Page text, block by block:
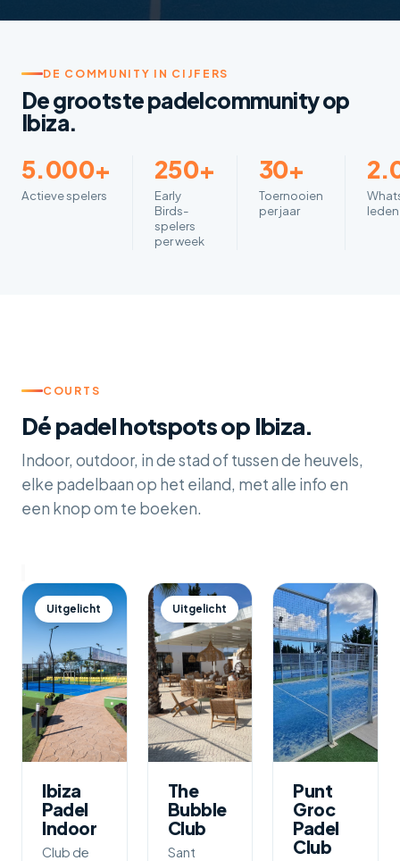
DE COMMUNITY IN CIJFERS
De grootste padelcommunity op
Ibiza.
5.000+
Actieve spelers
250+
Early
Birds-
spelers
per week
30+
Toernooien
per jaar
leden
COURTS
Dé padel hotspots op Ibiza.
Indoor, outdoor, in de stad of tussen de heuvels,
elke padelbaan op het eiland, met alle info en
een knop om te boeken.
Uitgelicht
Ibiza
Padel
Indoor
Club de
Uitgelicht
The
Bubble
Club
Sant
Punt
Groc
Padel
Club